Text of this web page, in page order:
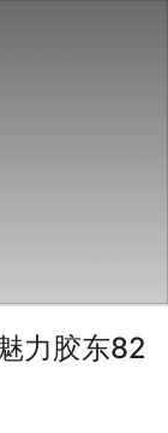
力胶东82